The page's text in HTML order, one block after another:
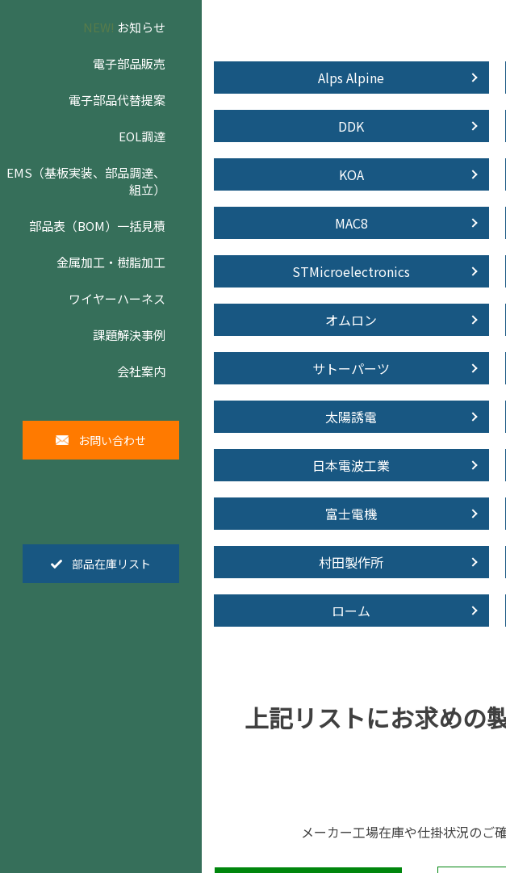
NEW! お知らせ
電子部品販売
電子部品代替提案
EOL調達
EMS（基板実装、部品調達、
組立）
部品表（BOM）一括見積
金属加工・樹脂加工
ワイヤーハーネス
課題解決事例
会社案内
お問い合わせ
部品在庫リスト
Alps Alpine
DDK
KOA
MAC8
STMicroelectronics
オムロン
サトーパーツ
太陽誘電
日本電波工業
富士電機
村田製作所
ローム
上記リストにお求めの
メーカー工場在庫や仕掛状況のご